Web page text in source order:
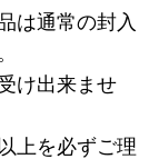
は通常の封入
け出来ませ
上を必ずご理